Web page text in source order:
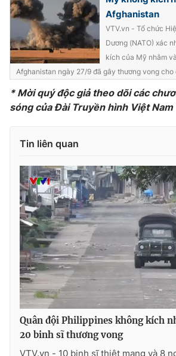
Thị trường
Tư vấn
Lịch phát sóng
Chuyên mục khác
Emagazine Podcast
Photo
Video
VTV Money VTV Thể
VTV Sức khoẻ Bất
Thị trường 24h Tấm
VTV4 Vươn
VTV9 VTV8
Liên hệ tòa soạn English
Afghanistan
VTV.vn - Tổ chức
Dương (NATO) xác
kích của Mỹ nhằm
Afghanistan ngày 27/9 đã gây thương vong cho
* Mời quý độc giả theo dõi các
sóng của Đài Truyền hình Việt
Tin liên quan
Quân đội Philippines không kích
20 binh sĩ thương vong
VTV.vn - 10 binh sĩ thiệt mạng và 8